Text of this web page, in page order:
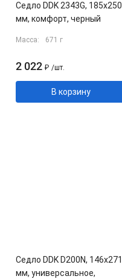
Седло DDK 2343G, 185x250
мм, комфорт, черный
Масса: 671 г
2 022 ₽ /шт.
В корзину
Седло DDK D200N, 146x271
мм, универсальное,